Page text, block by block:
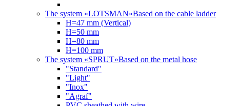
The system «LOTSMAN»Based on the cable ladder
H=47 mm (Vertical)
Н=50 mm
Н=80 mm
Н=100 mm
The system «SPRUT»Based on the metal hose
"Standard"
"Light"
"Inox"
"Agraf"